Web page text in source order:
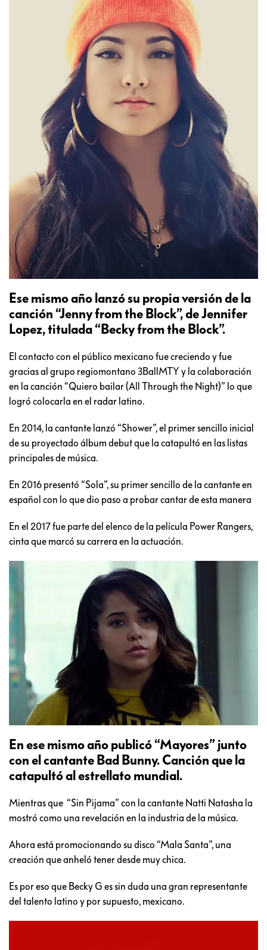
Ese mismo año lanzó su propia versión de la
canción “Jenny from the Block”, de Jennifer
Lopez, titulada “Becky from the Block”.
El contacto con el público mexicano fue creciendo y fue
gracias al grupo regiomontano 3BallMTY y la colaboración
en la canción “Quiero bailar (All Through the Night)” lo que
logró colocarla en el radar latino.
En 2014, la cantante lanzó “Shower”, el primer sencillo inicial
de su proyectado álbum debut que la catapultó en las listas
principales de música.
En 2016 presentó “Sola”, su primer sencillo de la cantante en
español con lo que dio paso a probar cantar de esta manera
En el 2017 fue parte del elenco de la película Power Rangers,
cinta que marcó su carrera en la actuación.
En ese mismo año publicó “Mayores” junto
con el cantante Bad Bunny. Canción que la
catapultó al estrellato mundial.
Mientras que “Sin Pijama” con la cantante Natti Natasha la
mostró como una revelación en la industria de la música.
Ahora está promocionando su disco “Mala Santa”, una
creación que anheló tener desde muy chica.
Es por eso que Becky G es sin duda una gran representante
del talento latino y por supuesto, mexicano.